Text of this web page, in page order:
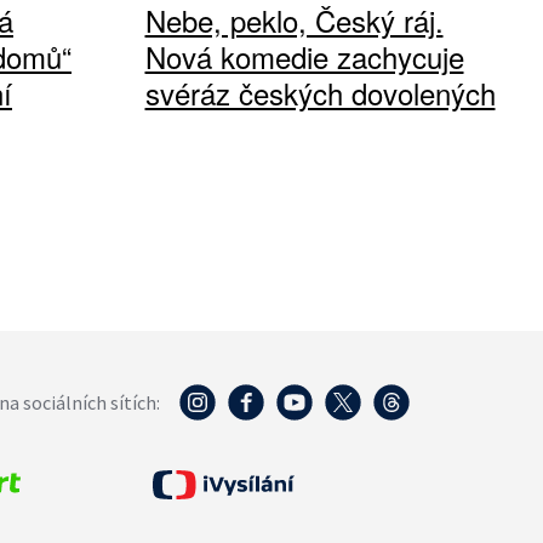
Nebe, peklo, Český ráj.
Nová komedie zachycuje
svéráz českých dovolených
sociálních sítích: